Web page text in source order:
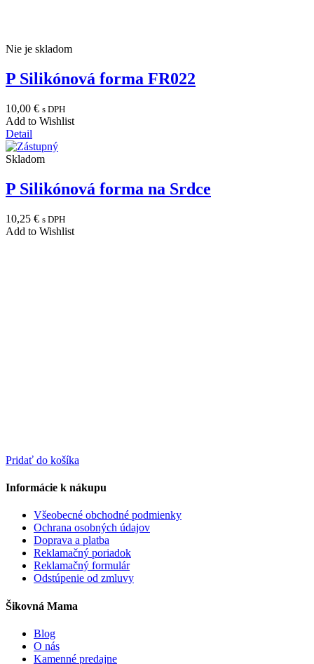
Nie je skladom
P Silikónová forma FR022
10,00 € s DPH
Add to Wishlist
Detail
Skladom
P Silikónová forma na Srdce
10,25 € s DPH
Add to Wishlist
Pridať do košíka
Informácie k nákupu
Všeobecné obchodné podmienky
Ochrana osobných údajov
Doprava a platba
Reklamačný poriadok
Reklamačný formulár
Odstúpenie od zmluvy
Šikovná Mama
Blog
O nás
Kamenné predajne